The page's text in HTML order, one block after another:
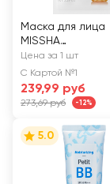
Маска для лица
MISSHA
энергетик с
прополисом, для
эластичности
кожи
Цена за 1 шт
С Картой №1
239,99 руб
273,69 руб -12%
5.0